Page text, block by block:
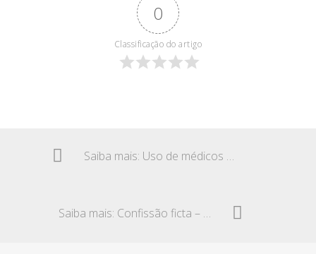
0
Classificação do artigo
Saiba mais: Uso de médicos cooperados – Empresa de saúde
Saiba mais: Confissão ficta – Preposto desconhecedor dos fatos